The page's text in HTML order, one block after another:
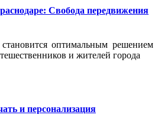
Свобода передвижения
оптимальным решением
и жителей города
и персонализация